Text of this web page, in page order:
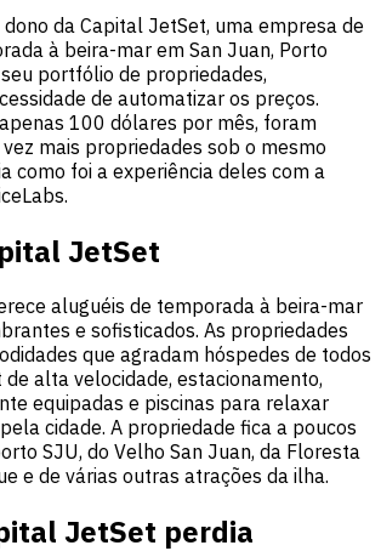
da Capital JetSet, uma empresa de
à beira-mar em San Juan, Porto
seu portfólio de propriedades,
de automatizar os preços.
100 dólares por mês, foram
mais propriedades sob o mesmo
como foi a experiência deles com a
JetSet
aluguéis de temporada à beira-mar
e sofisticados. As propriedades
que agradam hóspedes de todos
alta velocidade, estacionamento,
equipadas e piscinas para relaxar
cidade. A propriedade fica a poucos
SJU, do Velho San Juan, da Floresta
e de várias outras atrações da ilha.
JetSet perdia